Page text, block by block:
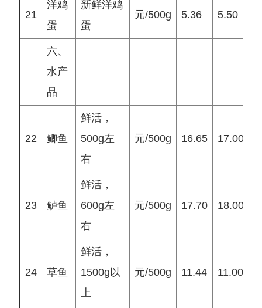
21
洋鸡
蛋
新鲜洋鸡
蛋
元/500g 5.36 5.50
六、
水产
品
22 鲫鱼
鲜活，
500g左
右
元/500g 16.65 17.00
23 鲈鱼
鲜活，
600g左
右
元/500g 17.70 18.00
24 草鱼
鲜活，
1500g以
上
元/500g 11.44 11.00